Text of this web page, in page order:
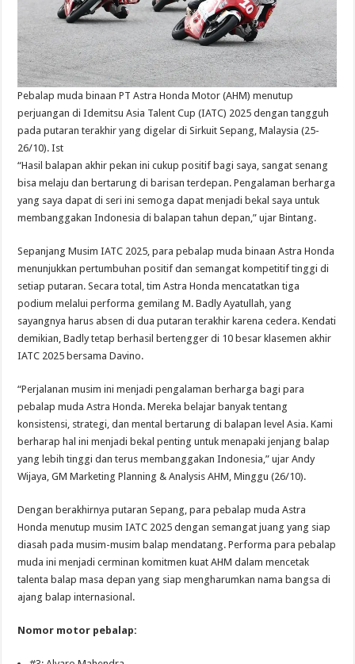
Pebalap muda binaan PT Astra Honda Motor (AHM) menutup
perjuangan di Idemitsu Asia Talent Cup (IATC) 2025 dengan tangguh
pada putaran terakhir yang digelar di Sirkuit Sepang, Malaysia (25-
26/10). Ist
“Hasil balapan akhir pekan ini cukup positif bagi saya, sangat senang
bisa melaju dan bertarung di barisan terdepan. Pengalaman berharga
yang saya dapat di seri ini semoga dapat menjadi bekal saya untuk
membanggakan Indonesia di balapan tahun depan,” ujar Bintang.
Sepanjang Musim IATC 2025, para pebalap muda binaan Astra Honda
menunjukkan pertumbuhan positif dan semangat kompetitif tinggi di
setiap putaran. Secara total, tim Astra Honda mencatatkan tiga
podium melalui performa gemilang M. Badly Ayatullah, yang
sayangnya harus absen di dua putaran terakhir karena cedera. Kendati
demikian, Badly tetap berhasil bertengger di 10 besar klasemen akhir
IATC 2025 bersama Davino.
“Perjalanan musim ini menjadi pengalaman berharga bagi para
pebalap muda Astra Honda. Mereka belajar banyak tentang
konsistensi, strategi, dan mental bertarung di balapan level Asia. Kami
berharap hal ini menjadi bekal penting untuk menapaki jenjang balap
yang lebih tinggi dan terus membanggakan Indonesia,” ujar Andy
Wijaya, GM Marketing Planning & Analysis AHM, Minggu (26/10).
Dengan berakhirnya putaran Sepang, para pebalap muda Astra
Honda menutup musim IATC 2025 dengan semangat juang yang siap
diasah pada musim-musim balap mendatang. Performa para pebalap
muda ini menjadi cerminan komitmen kuat AHM dalam mencetak
talenta balap masa depan yang siap mengharumkan nama bangsa di
ajang balap internasional.
Nomor motor pebalap: